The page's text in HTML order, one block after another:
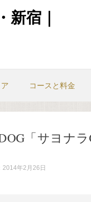
新宿｜
コースと料金
「サヨナラ
2014年2月26日